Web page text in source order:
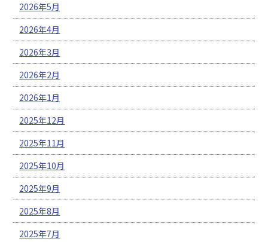
2026年5月
2026年4月
2026年3月
2026年2月
2026年1月
2025年12月
2025年11月
2025年10月
2025年9月
2025年8月
2025年7月